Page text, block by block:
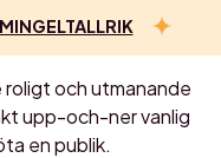
och utmanande
upp-och-ner vanlig
en publik.